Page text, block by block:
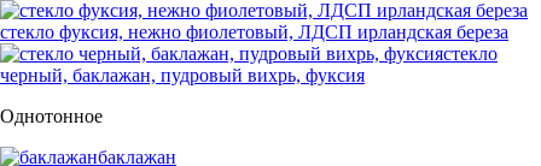
стекло фуксия, нежно фиолетовый, ЛДСП ирландская береза
стекло
черный, баклажан, пудровый вихрь, фуксия
Однотонное
баклажан